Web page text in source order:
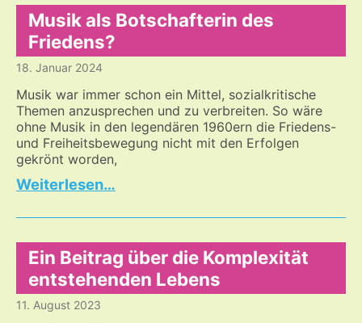
Musik als Botschafterin des
Friedens?
18. Januar 2024
Musik war immer schon ein Mittel, sozialkritische
Themen anzusprechen und zu verbreiten. So wäre
ohne Musik in den legendären 1960ern die Friedens-
und Freiheitsbewegung nicht mit den Erfolgen
gekrönt worden,
…
Botschafterin
Friedens?
Ein Beitrag über die Komplexität
entstehenden Lebens
11. August 2023